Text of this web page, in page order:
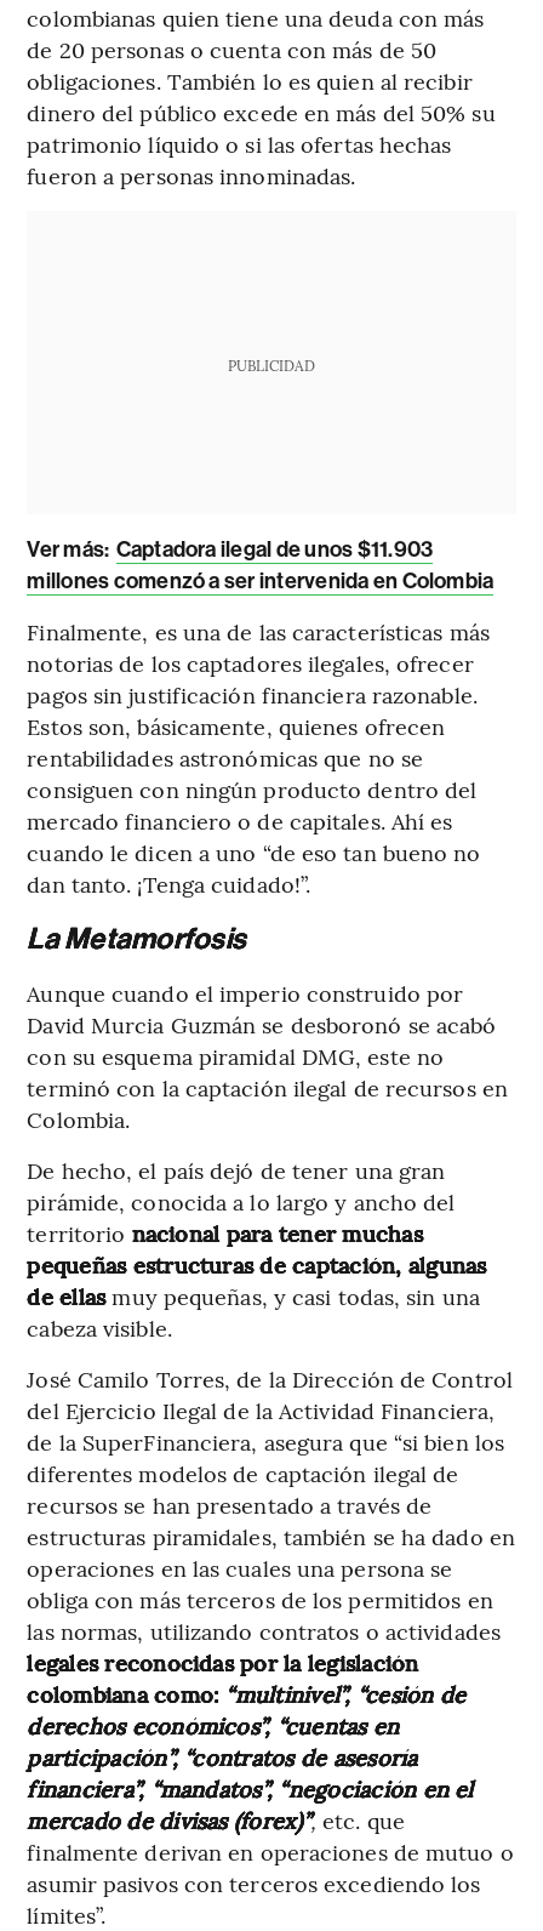
colombianas quien tiene una deuda con más
de 20 personas o cuenta con más de 50
obligaciones. También lo es quien al recibir
dinero del público excede en más del 50% su
patrimonio líquido o si las ofertas hechas
fueron a personas innominadas.
PUBLICIDAD
Ver más: Captadora ilegal de unos $11.903
millones comenzó a ser intervenida en Colombia
Finalmente, es una de las características más
notorias de los captadores ilegales, ofrecer
pagos sin justificación financiera razonable.
Estos son, básicamente, quienes ofrecen
rentabilidades astronómicas que no se
consiguen con ningún producto dentro del
mercado financiero o de capitales. Ahí es
cuando le dicen a uno “de eso tan bueno no
dan tanto. ¡Tenga cuidado!”.
La Metamorfosis
Aunque cuando el imperio construido por
David Murcia Guzmán se desboronó se acabó
con su esquema piramidal DMG, este no
terminó con la captación ilegal de recursos en
Colombia.
De hecho, el país dejó de tener una gran
pirámide, conocida a lo largo y ancho del
territorio nacional para tener muchas
pequeñas estructuras de captación, algunas
de ellasmuy pequeñas, y casi todas, sin una
cabeza visible.
José Camilo Torres, de la Dirección de Control
del Ejercicio Ilegal de la Actividad Financiera,
de la SuperFinanciera, asegura que “si bien los
diferentes modelos de captación ilegal de
recursos se han presentado a través de
estructuras piramidales, también se ha dado en
operaciones en las cuales una persona se
obliga con más terceros de los permitidos en
las normas, utilizando contratos o actividades
legales reconocidas por la legislación
colombiana como: “multinivel”, “cesión de
derechos económicos”, “cuentas en
participación”, “contratos de asesoría
financiera”, “mandatos”, “negociación en el
mercado de divisas (forex)”,etc. que
finalmente derivan en operaciones de mutuo o
asumir pasivos con terceros excediendo los
límites”.